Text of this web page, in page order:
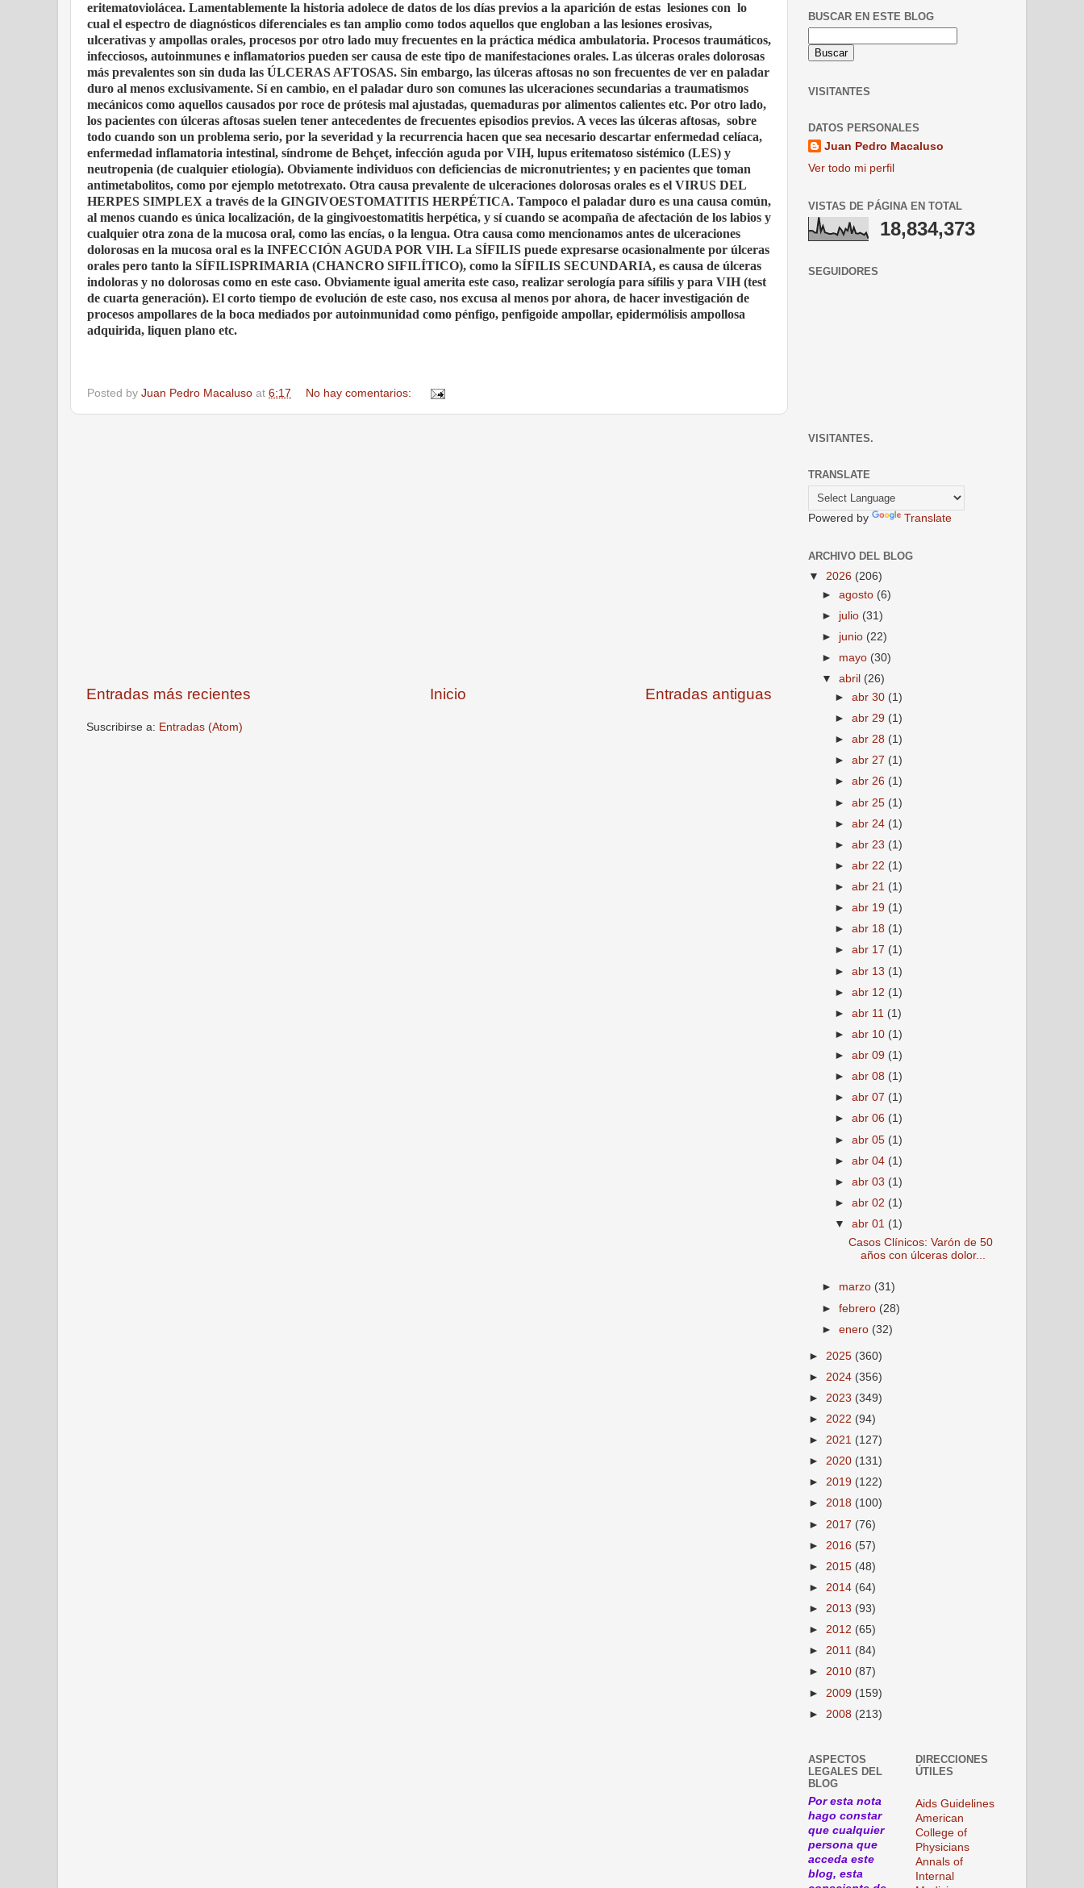
eritematoviolácea. Lamentablemente la historia adolece de datos de los días previos a la aparición de estas lesiones con lo
cual el espectro de diagnósticos diferenciales es tan amplio como todos aquellos que engloban a las lesiones erosivas,
ulcerativas y ampollas orales, procesos por otro lado muy frecuentes en la práctica médica ambulatoria. Procesos traumáticos,
infecciosos, autoinmunes e inflamatorios pueden ser causa de este tipo de manifestaciones orales. Las úlceras orales dolorosas
más prevalentes son sin duda las ÚLCERAS AFTOSAS. Sin embargo, las úlceras aftosas no son frecuentes de ver en paladar
duro al menos exclusivamente. Sí en cambio, en el paladar duro son comunes las ulceraciones secundarias a traumatismos
mecánicos como aquellos causados por roce de prótesis mal ajustadas, quemaduras por alimentos calientes etc. Por otro lado,
los pacientes con úlceras aftosas suelen tener antecedentes de frecuentes episodios previos. A veces las úlceras aftosas, sobre
todo cuando son un problema serio, por la severidad y la recurrencia hacen que sea necesario descartar enfermedad celíaca,
enfermedad inflamatoria intestinal, síndrome de Behçet, infección aguda por VIH, lupus eritematoso sistémico (LES) y
neutropenia (de cualquier etiología). Obviamente individuos con deficiencias de micronutrientes; y en pacientes que toman
antimetabolitos, como por ejemplo metotrexato. Otra causa prevalente de ulceraciones dolorosas orales es el VIRUS DEL
HERPES SIMPLEX a través de la GINGIVOESTOMATITIS HERPÉTICA. Tampoco el paladar duro es una causa común,
al menos cuando es única localización, de la gingivoestomatitis herpética, y sí cuando se acompaña de afectación de los labios y
cualquier otra zona de la mucosa oral, como las encías, o la lengua. Otra causa como mencionamos antes de ulceraciones
dolorosas en la mucosa oral es la INFECCIÓN AGUDA POR VIH. La SÍFILIS puede expresarse ocasionalmente por úlceras
orales pero tanto la SÍFILISPRIMARIA (CHANCRO SIFILÍTICO), como la SÍFILIS SECUNDARIA, es causa de úlceras
indoloras y no dolorosas como en este caso. Obviamente igual amerita este caso, realizar serología para sífilis y para VIH (test
de cuarta generación). El corto tiempo de evolución de este caso, nos excusa al menos por ahora, de hacer investigación de
procesos ampollares de la boca mediados por autoinmunidad como pénfigo, penfigoide ampollar, epidermólisis ampollosa
adquirida, liquen plano etc.
Posted by Juan Pedro Macaluso at 6:17 No hay comentarios:
Entradas más recientes Entradas antiguas
Inicio
Suscribirse a: Entradas (Atom)
BUSCAR EN ESTE BLOG
VISITANTES
DATOS PERSONALES
Juan Pedro Macaluso
Ver todo mi perfil
VISTAS DE PÁGINA EN TOTAL
18,834,373
SEGUIDORES
VISITANTES.
TRANSLATE
Powered by Translate
ARCHIVO DEL BLOG
▼ 2026 (206)
►agosto (6)
► julio (31)
► junio (22)
► mayo (30)
▼abril (26)
►abr 30 (1)
►abr 29 (1)
►abr 28 (1)
►abr 27 (1)
►abr 26 (1)
►abr 25 (1)
►abr 24 (1)
►abr 23 (1)
►abr 22 (1)
►abr 21 (1)
►abr 19 (1)
►abr 18 (1)
►abr 17 (1)
►abr 13 (1)
►abr 12 (1)
►abr 11 (1)
►abr 10 (1)
►abr 09 (1)
►abr 08 (1)
►abr 07 (1)
►abr 06 (1)
►abr 05 (1)
►abr 04 (1)
►abr 03 (1)
►abr 02 (1)
▼abr 01 (1)
Casos Clínicos: Varón de 50
años con úlceras dolor...
► marzo (31)
►febrero (28)
►enero (32)
► 2025 (360)
► 2024 (356)
► 2023 (349)
► 2022 (94)
► 2021 (127)
► 2020 (131)
► 2019 (122)
► 2018 (100)
► 2017 (76)
► 2016 (57)
► 2015 (48)
► 2014 (64)
► 2013 (93)
► 2012 (65)
► 2011 (84)
► 2010 (87)
► 2009 (159)
► 2008 (213)
ASPECTOS
LEGALES DEL
BLOG
Por esta nota
hago constar
que cualquier
persona que
acceda este
blog, esta
DIRECCIONES
ÚTILES
Aids Guidelines
American
College of
Physicians
Annals of
Internal